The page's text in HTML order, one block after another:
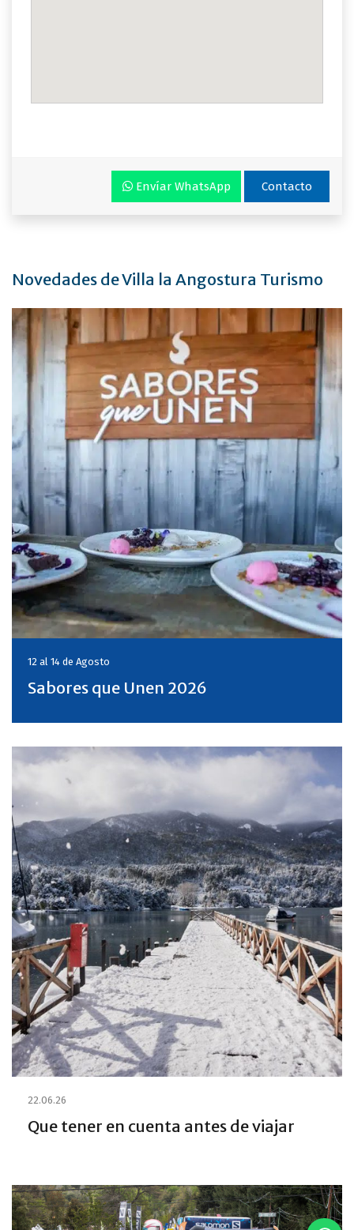
Envíar WhatsApp Contacto
Novedades de Villa la Angostura Turismo
12 al 14 de Agosto
Sabores que Unen 2026
22.06.26
Que tener en cuenta antes de viajar